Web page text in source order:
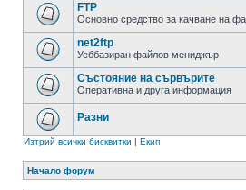
FTP
Основно средство за качване на
net2ftp
Уеббазиран файлов мениджър
Състояние на сървърите
Оперативна и друга информация
Разни
Изтрий всички бисквитки | Екип
Начало форум